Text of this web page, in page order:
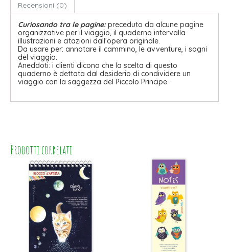
Recensioni (0)
Curiosando tra le pagine:preceduto da alcune pagine
organizzative per il viaggio, il quaderno intervalla
illustrazioni e citazioni dall’opera originale.
Da usare per: annotare il cammino, le avventure, i sogni
del viaggio.
Aneddoti: i clienti dicono che la scelta di questo
quaderno è dettata dal desiderio di condividere un
viaggio con la saggezza del Piccolo Principe.
Prodotti correlati